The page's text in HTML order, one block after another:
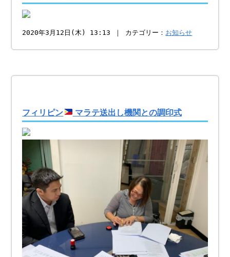
2020年3月12日(木) 13:13 ｜ カテゴリー： お知らせ
フィリピン マラテ送出し機関との調印式